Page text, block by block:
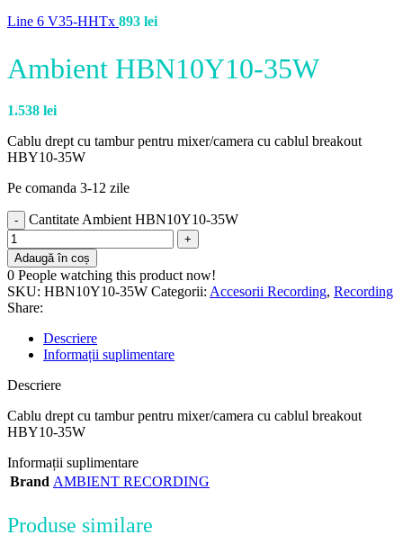
Line 6 V35-HHTx 893 lei
Ambient HBN10Y10-35W
1.538 lei
Cablu drept cu tambur pentru mixer/camera cu cablul breakout
HBY10-35W
Pe comanda 3-12 zile
Cantitate Ambient HBN10Y10-35W
Adaugă în coș
0 People watching this product now!
SKU: HBN10Y10-35W Categorii: Accesorii Recording, Recording
Share:
Descriere
Informații suplimentare
Descriere
Cablu drept cu tambur pentru mixer/camera cu cablul breakout
HBY10-35W
Informații suplimentare
Brand AMBIENT RECORDING
Produse similare